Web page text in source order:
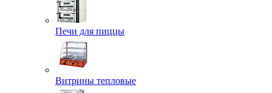
Печи для пиццы
Витрины тепловые